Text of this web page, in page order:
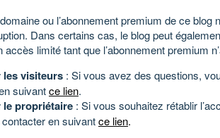
ou l’abonnement premium de ce blog
Dans certains cas, le blog peut
accès limité tant que l’abonnement premium
les visiteurs : Si vous avez des questions,
suivantce lien.
le propriétaire : Si vous souhaitez rétablir
en suivantce lien.